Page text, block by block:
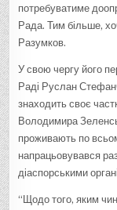
потребуватиме
Рада. Тим більше,
Разумков.
У свою чергу його
Раді Руслан
знаходить своє
Володимира
проживають по
напрацьовувався
діаспорськими
“Щодо того, яким